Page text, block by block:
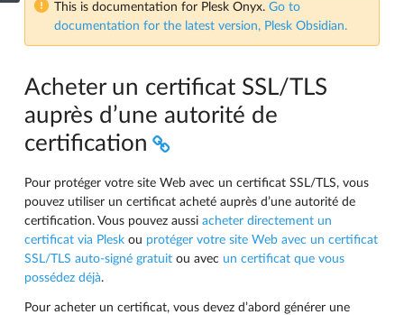
This is documentation for Plesk Onyx. Go to
documentation for the latest version, Plesk Obsidian.
Acheter un certificat SSL/TLS
auprès d’une autorité de
certification
Pour protéger votre site Web avec un certificat SSL/TLS, vous
pouvez utiliser un certificat acheté auprès d’une autorité de
certification. Vous pouvez aussi acheter directement un
certificat via Plesk ou protéger votre site Web avec un certificat
SSL/TLS auto-signé gratuit ou avec un certificat que vous
possédez déjà.
Pour acheter un certificat, vous devez d’abord générer une